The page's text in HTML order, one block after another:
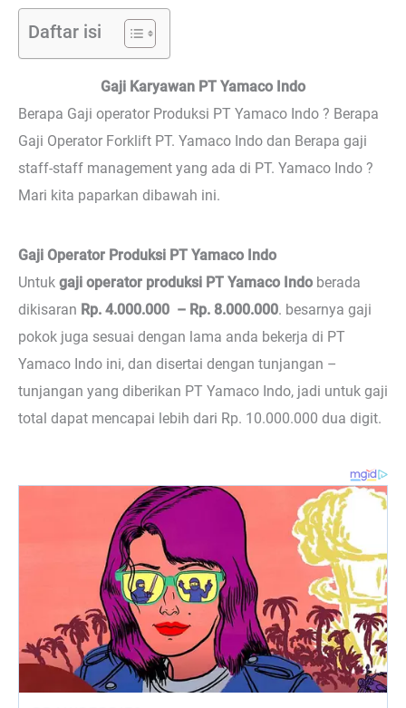
Daftar isi
Gaji Karyawan PT Yamaco Indo
Berapa Gaji operator Produksi PT Yamaco Indo ? Berapa
Gaji Operator Forklift PT. Yamaco Indo dan Berapa gaji
staff-staff management yang ada di PT. Yamaco Indo ?
Mari kita paparkan dibawah ini.
Gaji Operator Produksi PT Yamaco Indo
Untuk gaji operator produksi PT Yamaco Indo berada
dikisaran Rp. 4.000.000 – Rp. 8.000.000. besarnya gaji
pokok juga sesuai dengan lama anda bekerja di PT
Yamaco Indo ini, dan disertai dengan tunjangan –
tunjangan yang diberikan PT Yamaco Indo, jadi untuk gaji
total dapat mencapai lebih dari Rp. 10.000.000 dua digit.